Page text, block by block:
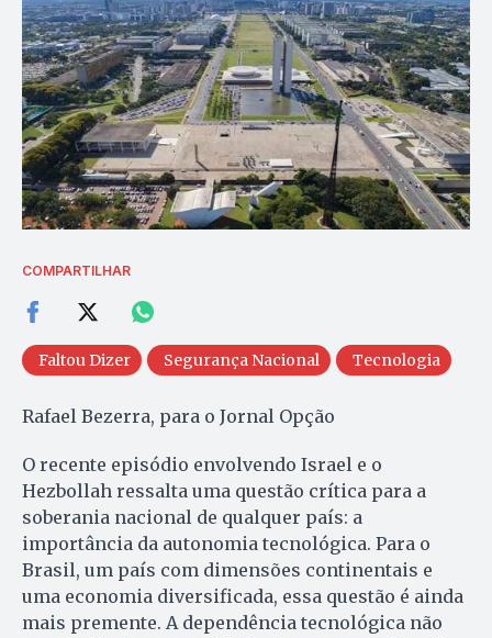
COMPARTILHAR
Faltou Dizer Segurança Nacional Tecnologia
Rafael Bezerra, para o Jornal Opção
O recente episódio envolvendo Israel e o
Hezbollah ressalta uma questão crítica para a
soberania nacional de qualquer país: a
importância da autonomia tecnológica. Para o
Brasil, um país com dimensões continentais e
uma economia diversificada, essa questão é ainda
mais premente. A dependência tecnológica não